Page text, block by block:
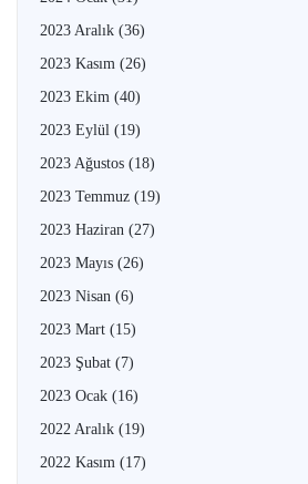
2023 Aralık (36)
2023 Kasım (26)
2023 Ekim (40)
2023 Eylül (19)
2023 Ağustos (18)
2023 Temmuz (19)
2023 Haziran (27)
2023 Mayıs (26)
2023 Nisan (6)
2023 Mart (15)
2023 Şubat (7)
2023 Ocak (16)
2022 Aralık (19)
2022 Kasım (17)